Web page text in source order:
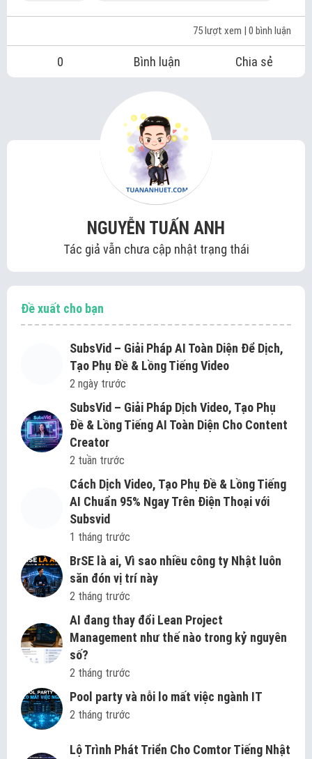
75 lượt xem | 0 bình luận
0 Bình luận Chia sẻ
NGUYỄN TUẤN ANH
Tác giả vẫn chưa cập nhật trạng thái
Đề xuất cho bạn
SubsVid – Giải Pháp AI Toàn Diện Để Dịch,
Tạo Phụ Đề & Lồng Tiếng Video
2 ngày trước
SubsVid – Giải Pháp Dịch Video, Tạo Phụ
Đề & Lồng Tiếng AI Toàn Diện Cho Content
Creator
2 tuần trước
Cách Dịch Video, Tạo Phụ Đề & Lồng Tiếng
AI Chuẩn 95% Ngay Trên Điện Thoại với
Subsvid
1 tháng trước
BrSE là ai, Vì sao nhiều công ty Nhật luôn
săn đón vị trí này
2 tháng trước
AI đang thay đổi Lean Project
Management như thế nào trong kỷ nguyên
số?
2 tháng trước
Pool party và nỗi lo mất việc ngành IT
2 tháng trước
Lộ Trình Phát Triển Cho Comtor Tiếng Nhật